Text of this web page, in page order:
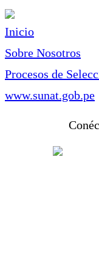
Inicio
Sobre Nosotros
Procesos de
www.sunat.gob.pe